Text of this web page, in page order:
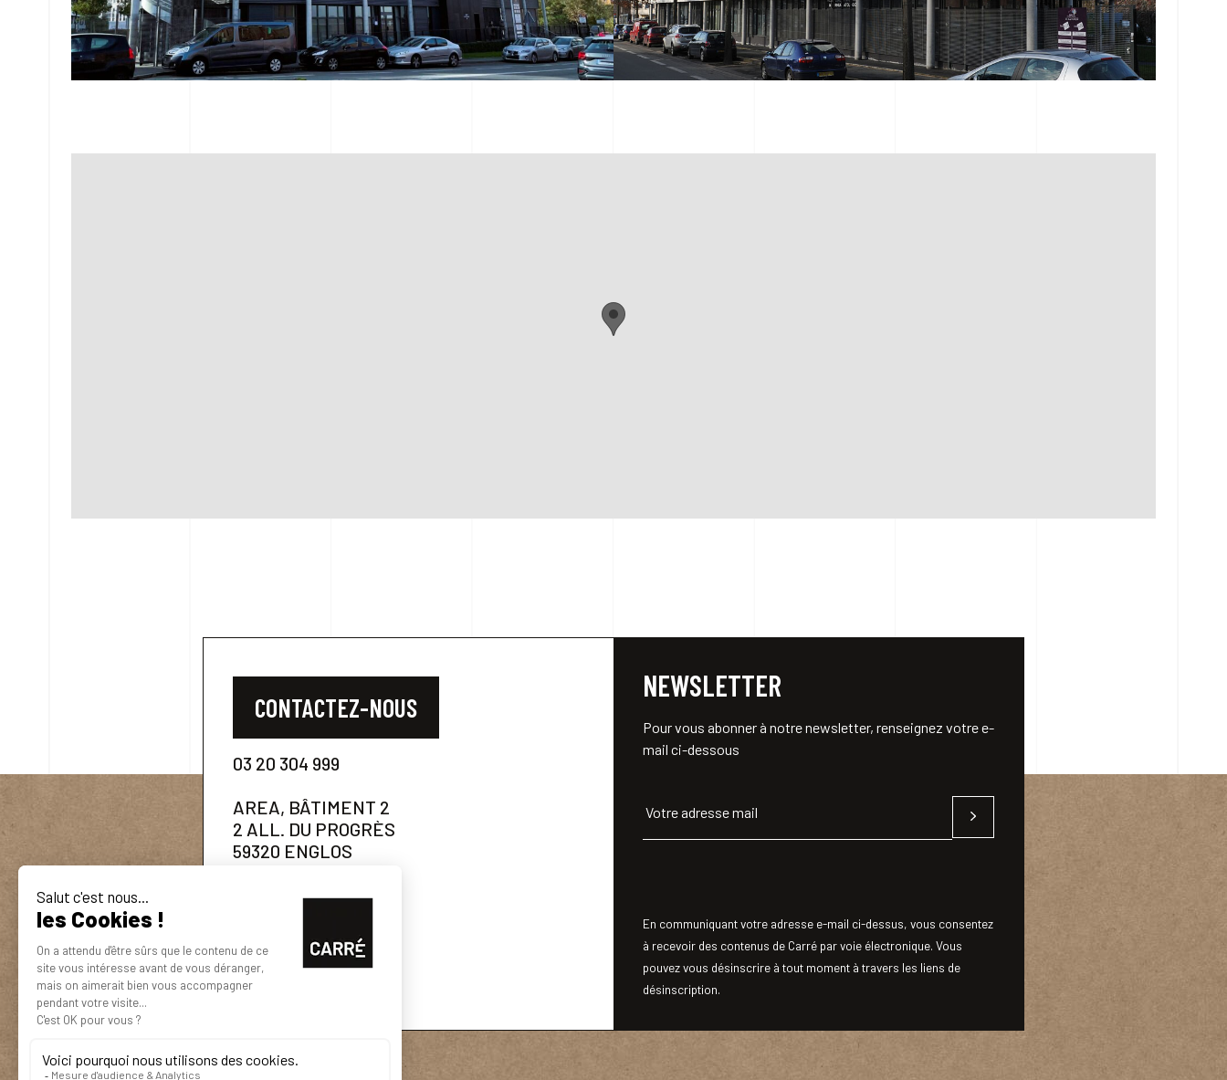
CONTACTEZ-NOUS
03 20 304 999
AREA, BÂTIMENT 2
2 ALL. DU PROGRÈS
59320 ENGLOS
NEWSLETTER
Pour vous abonner à notre newsletter, renseignez votre e-
mail ci-dessous
Votre adresse mail
En communiquant votre adresse e-mail ci-dessus, vous consentez
à recevoir des contenus de Carré par voie électronique. Vous
pouvez vous désinscrire à tout moment à travers les liens de
désinscription.